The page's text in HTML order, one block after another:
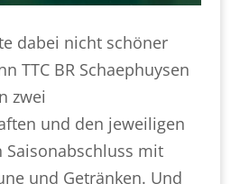
dabei nicht schöner
TTC BR Schaephuysen
zwei
und den jeweiligen
Saisonabschluss mit
und Getränken. Und